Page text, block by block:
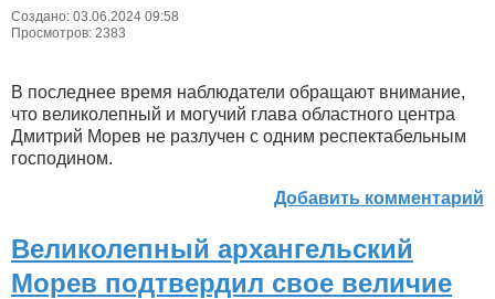
Создано: 03.06.2024 09:58
Просмотров: 2383
В последнее время наблюдатели обращают внимание,
что великолепный и могучий глава областного центра
Дмитрий Морев не разлучен с одним респектабельным
господином.
Добавить комментарий
Великолепный архангельский
Морев подтвердил свое величие